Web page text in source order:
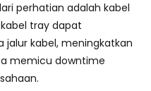
perhatian adalah kabel
tray dapat
kabel, meningkatkan
memicu downtime